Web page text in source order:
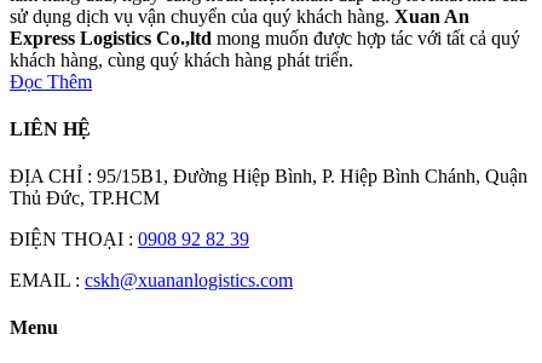
sử dụng dịch vụ vận chuyển của quý khách hàng. Xuan An
Express Logistics Co.,ltd mong muốn được hợp tác với tất cả quý
khách hàng, cùng quý khách hàng phát triển.
Đọc Thêm
LIÊN HỆ
ĐỊA CHỈ : 95/15B1, Đường Hiệp Bình, P. Hiệp Bình Chánh, Quận
Thủ Đức, TP.HCM
ĐIỆN THOẠI : 0908 92 82 39
EMAIL : cskh@xuananlogistics.com
Menu